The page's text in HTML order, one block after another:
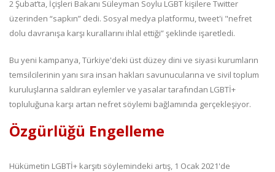
2 Şubat’ta, İçişleri Bakanı Süleyman Soylu LGBT kişilere Twitter
üzerinden “sapkın” dedi. Sosyal medya platformu, tweet'i "nefret
dolu davranışa karşı kurallarını ihlal ettiği” şeklinde işaretledi.
Bu yeni kampanya, Türkiye'deki üst düzey dini ve siyasi kurumların
temsilcilerinin yanı sıra insan hakları savunucularına ve sivil toplum
kuruluşlarına saldıran eylemler ve yasalar tarafından LGBTİ+
topluluğuna karşı artan nefret söylemi bağlamında gerçekleşiyor.
Özgürlüğü Engelleme
Hükümetin LGBTİ+ karşıtı söylemindeki artış, 1 Ocak 2021'de